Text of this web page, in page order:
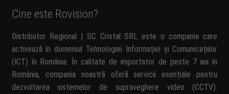
Cine este Rovision?
Distributor Regional | SC Cristal SRL este o companie care
activează în domeniul Tehnologiei Informației și Comunicațiilor
(ICT) în România. În calitate de importator de peste 7 ani în
România, compania noastră oferă servicii esențiale pentru
dezvoltarea sistemelor de supraveghere video (CCTV).